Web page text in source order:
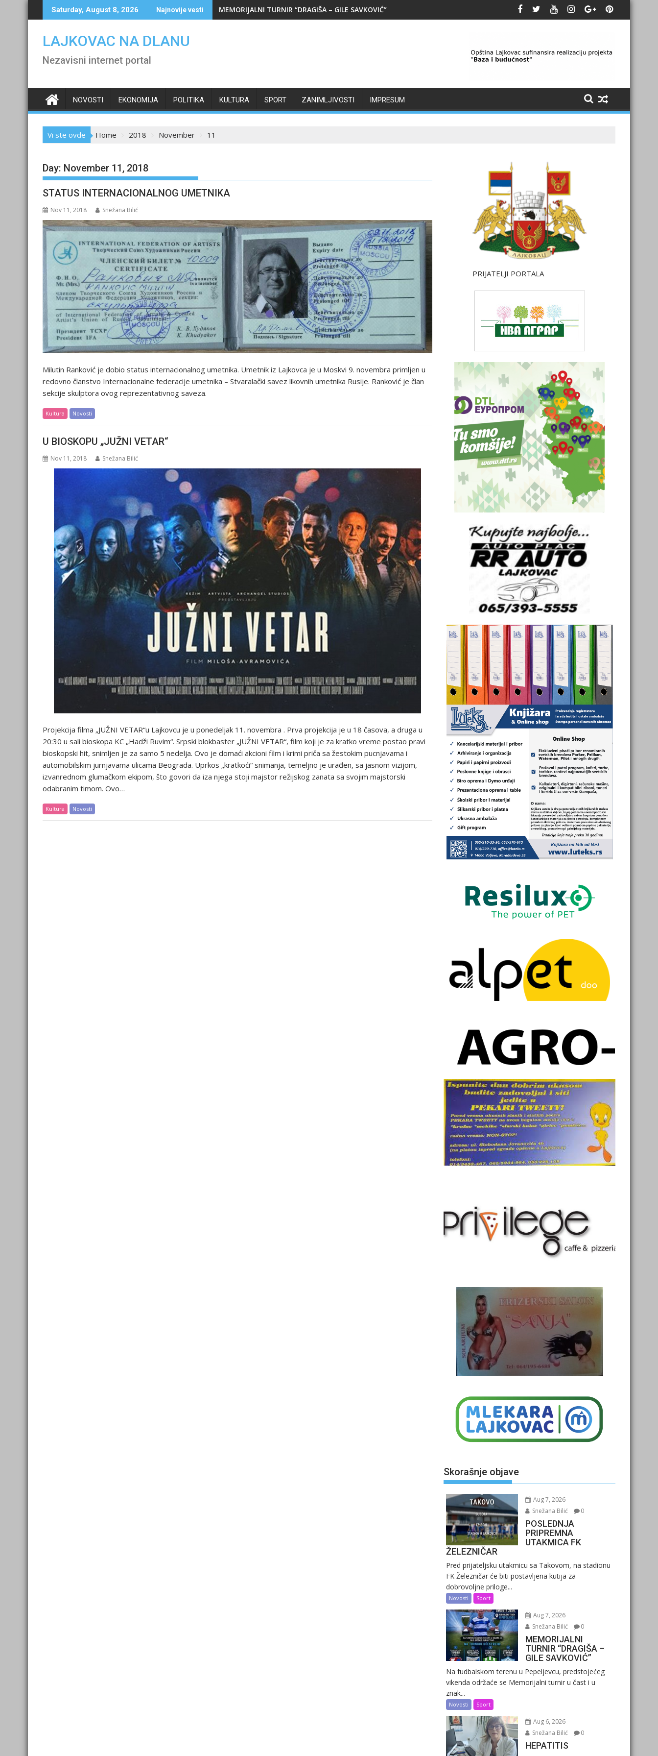
to
Saturday, August 8, 2026 Najnovije vesti MEMORIJALNI TURNIR “DRAGIŠA – GILE SAVKOVIĆ”
LAJKOVAC NA DLANU
Nezavisni internet portal
NOVOSTI EKONOMIJA POLITIKA KULTURA SPORT ZANIMLJIVOSTI IMPRESUM
Vi ste ovde Home 2018 November 11
Day: November 11, 2018
STATUS INTERNACIONALNOG UMETNIKA
Nov 11, 2018 Snežana Bilić
Milutin Ranković je dobio status internacionalnog umetnika. Umetnik iz Lajkovca je u Moskvi 9. novembra primljen u
redovno članstvo Internacionalne federacije umetnika – Stvaralački savez likovnih umetnika Rusije. Ranković je član
sekcije skulptora ovog reprezentativnog saveza.
Kultura Novosti
U BIOSKOPU „JUŽNI VETAR“
Nov 11, 2018 Snežana Bilić
Projekcija filma „JUŽNI VETAR“u Lajkovcu je u ponedeljak 11. novembra . Prva projekcija je u 18 časova, a druga u
20:30 u sali bioskopa KC „Hadži Ruvim“. Srpski blokbaster „JUŽNI VETAR“, film koji je za kratko vreme postao pravi
bioskopski hit, snimljen je za samo 5 nedelja. Ovo je domaći akcioni film i krimi priča sa žestokim pucnjavama i
automobilskim jurnjavama ulicama Beograda. Uprkos „kratkoći“ snimanja, temeljno je urađen, sa jasnom vizijom,
izvanrednom glumačkom ekipom, što govori da iza njega stoji majstor režijskog zanata sa svojim majstorski
odabranim timom. Ovo…
Kultura Novosti
PRIJATELJI PORTALA
Skorašnje objave
Aug 7, 2026
Snežana Bilić
0
POSLEDNJA
PRIPREMNA
UTAKMICA FK
ŽELEZNIČAR
Pred prijateljsku utakmicu sa Takovom, na stadionu
FK Železničar će biti postavljena kutija za
dobrovoljne priloge...
Novosti Sport
Aug 7, 2026
Snežana Bilić
0
MEMORIJALNI
TURNIR “DRAGIŠA –
GILE SAVKOVIĆ”
Na fudbalskom terenu u Pepeljevcu, predstojećeg
vikenda održaće se Memorijalni turnir u čast i u
znak...
Novosti Sport
Aug 6, 2026
Snežana Bilić
0
HEPATITIS